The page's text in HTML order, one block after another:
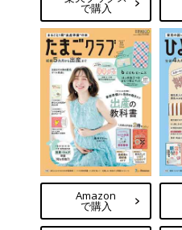
で購入
Amazon
で購入